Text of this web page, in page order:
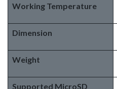
Working Temperature
Dimension
Weight
Supported MicroSD